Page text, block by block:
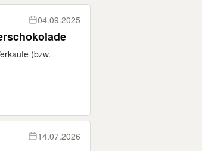
04.09.2025
(bzw.
14.07.2026